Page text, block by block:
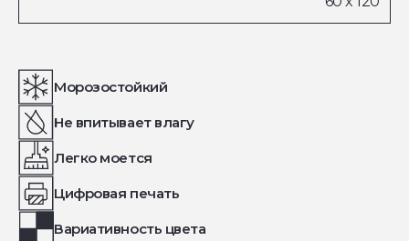
Морозостойкий
Не впитывает влагу
Легко моется
Цифровая печать
Вариативность цвета